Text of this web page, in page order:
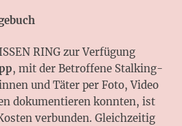
RING zur Verfügung
, mit der Betroffene Stalking-
und Täter per Foto, Video
dokumentieren konnten, ist
verbunden. Gleichzeitig